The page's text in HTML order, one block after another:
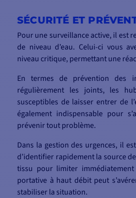
SÉCURITÉ ET
Pour une surveillance active, il est
de niveau d’eau. Celui-ci vous
niveau critique, permettant une
En termes de prévention des
régulièrement les joints, les
susceptibles de laisser entrer de
également indispensable pour
prévenir tout problème.
Dans la gestion des urgences, il
d’identifier rapidement la source
tissu pour limiter immédiatement
portative à haut débit peut
stabiliser la situation.